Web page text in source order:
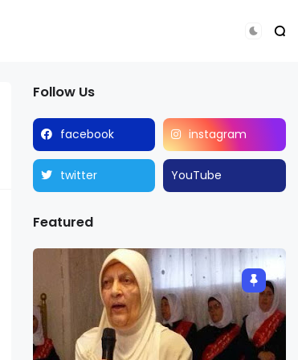
Follow Us
facebook instagram
twitter YouTube
Featured